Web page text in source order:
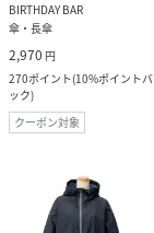
BIRTHDAY BAR
傘・長傘
2,970 円
270ポイント(10%ポイントバ
ック)
クーポン対象